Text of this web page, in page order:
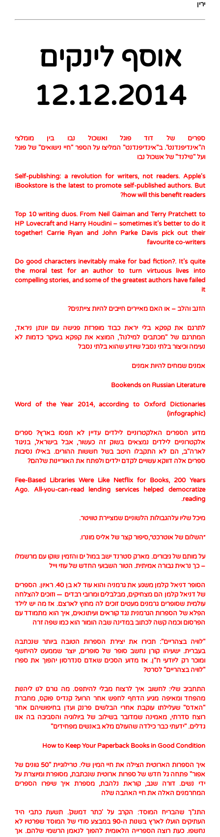
ירין
אוסף לינקים
12.12.2014
ספרים של דוד פוגל ואשכול נבו בין מומלצי
ה"אינדיפנדנט". ב"אינדיפנדנט" המליצו על הספר "חיי נישואים" של פוגל
ועל "נוילנד" של אשכול נבו
Self-publishing: a revolution for writers, not readers. Apple's
iBookstore is the latest to promote self-published authors. But
how will this benefit readers?
Top 10 writing duos. From Neil Gaiman and Terry Pratchett to
HP Lovecraft and Harry Houdini – sometimes it’s better to do it
together! Carrie Ryan and John Parke Davis pick out their
favourite co-writers
Do good characters inevitably make for bad fiction?. It’s quite
the moral test for an author to turn virtuous lives into
compelling stories, and some of the greatest authors have failed
it
הזנב והלב – או האם מאיירים חייבים להיות צייתנים?
לתרגם את קפקא בלי יראת כבוד מופרזת פגישה עם יונתן ניראד,
המתרגם של "מכתבים למילנה", המוצא את קפקא בעיקר כדמות לא
נעימה וכיצור בלתי נסבל שיודע שהוא בלתי נסבל
אמנים שמחים להיות אמנים
Bookends on Russian Literature
Word of the Year 2014, according to Oxford Dictionaries
(infographic)
מדוע הספרים האלקטרוניים לילדים עדיין לא תפסו בארץ? ספרים
אלקטרוניים לילדים נמצאים בשוק זה כעשור, אבל בישראל, בניגוד
לארה"ב, הם לא התקבלו היטב בשל חששות ההורים. באילו נסיבות
ספרים אלה דווקא עשויים לקדם ילדים ולפתח את האוריינות שלהם?
Fee-Based Libraries Were Like Netflix for Books, 200 Years
Ago. All-you-can-read lending services helped democratize
reading.
מיכל שליו עלהגבולות הלשוניים שמציירת טוויטר.
״השלום של אוטרכט״,סיפור קצר של אליס מונרו.
על מותם של גיבורים. מארק סטרנד ישב במול ים והזמין שוקו עם מרשמלו
– כך נראית גבורה אמיתית. הטור השבועי החדש של עוזי וייל
הסופר דניאל קלמן משגע את גרמניה והוא עוד לא בן 40. ראיון. הספרים
של דניאל קלמן הם מצחיקים, מבלבלים ומרובי רבדים — וזוכים להצלחה
עולמית שסופרים גרמנים מעטים זוכים לה מחוץ לארצם. אז מה יש לילד
הפלא של הספרות הגרמנית נגד קוראים ועיתונאים, איך הוא מתמודד עם
הפרסום וכמה קשה לכתוב במדינה שבה הומור הוא כמו שפה זרה
"לוויה בצהריים": תכירו את יצירת הספרות הטובה ביותר שנכתבה
בעברית. ישעיהו קורן נחשב סופר של סופרים, יוצר שממעט להיחשף
ומוכר רק ליודעי ח"ן. אז מדוע הסכים שאדם סנדרסון יהפוך את ספרו
"לוויה בצהריים" לסרט?
התחביב שלי: לחשוב איך לרצוח מבלי להיתפס. מה גורם לנו ליהנות
מהפחד ומאיפה מגיע הדחף לחפש אחר הרוע? קנדיס פוקס, מחברת
"האדס" שעלילתו עוקבת אחרי הבלשים פרנק ועדן בחיפושיהם אחר
רוצח סדרתי, מאמינה שמדובר בשילוב של ביולוגיה והסביבה בה אנו
גדלים. "ידעתי כבר כילדה שהעולם מלא באנשים מפחידים"
How to Keep Your Paperback Books in Good Condition
איך הספרות הארוטית הצילה את חיי המין שלי. טרילוגיית "50 גוונים של
אפור" פתחה גל חדש של ספרות ארוטית שנכתבת, מסופרת ומיוצרת על
ידי נשים. דורה שגב, קוראת נלהבת, מספרת איך שיפרו הספרים
המחרמנים האלה את חיי האהבה שלה
התנ"ך שהבריח המוסד: הקרב על 'כתר דמשק'. תשעת כתבי היד
העתיקים הועלו לארץ בשנות ה-90 במבצע סודי של המוסד שפרטיו לא
נחשפו. כעת רוצה הספרייה הלאומית להפוך לנאמן הרשמי שלהם. אך